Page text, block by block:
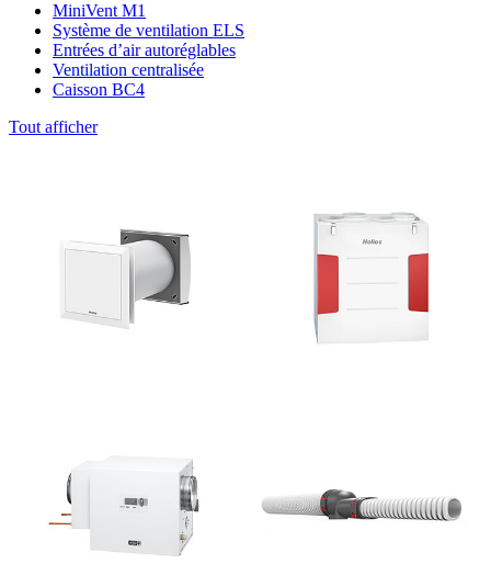
MiniVent M1
Système de ventilation ELS
Entrées d’air autoréglables
Ventilation centralisée
Caisson BC4
Tout afficher